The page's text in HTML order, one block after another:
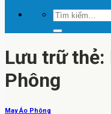
Tìm
kiếm:
Lưu trữ thẻ:
Phông
May Áo Phông